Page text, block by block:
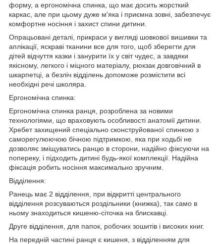
форму, а ергономічна спинка, що має досить жорсткий
каркас, але при цьому дуже м'яка і приємна зовні, забезпечує
комфортне носіння і захист спини дитини.
Опрацьовані деталі, прикраси у вигляді шовкової вишивки та
аплікації, яскраві тканини все для того, щоб зберегти для
дітей відчуття казки і занурити їх у світ чудес, а завдяки
якісному, легкого і міцного матеріалу, рюкзак довговічний в
шкарпетці, а безліч відділень допоможе розмістити всі
необхідні речі школяра.
Ергономічна спинка:
Ергономічна спинка ранця, розроблена за новими
технологіями, що враховують особливості анатомії дитини.
Хребет захищений спеціально сконструйованої спинкою з
саморегулюючою бічною підтримкою, яка при ходьбі не
дозволяє зміщуватись ранцю в сторони, надійно фіксуючи на
попереку, і підходить дитині будь-якої комплекції. Надійна
фіксація робить носіння максимально зручним.
Відділення:
Ранець має 2 відділення, при відкритті центрального
відділення розсуваються роздільники (книжка), так само в
ньому знаходиться кишеню-сіточка на блискавці.
Друге відділення, для папок, робочих зошитів і високих книг.
На передній частині ранця є кишеня, з відділенням для